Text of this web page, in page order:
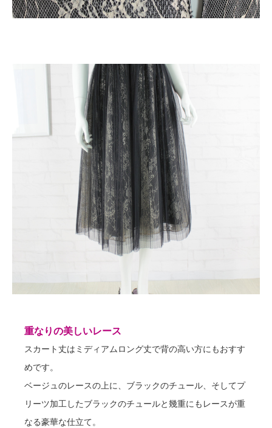
重なりの美しいレース
スカート丈はミディアムロング丈で背の高い方にもおすす
めです。
ベージュのレースの上に、ブラックのチュール、そしてプ
リーツ加工したブラックのチュールと幾重にもレースが重
なる豪華な仕立て。